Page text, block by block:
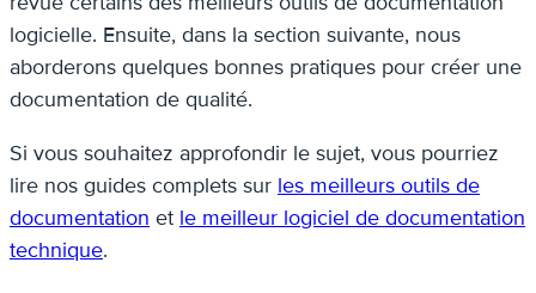
logicielle. Ensuite, dans la section suivante, nous
aborderons quelques bonnes pratiques pour créer une
documentation de qualité.
Si vous souhaitez approfondir le sujet, vous pourriez
lire nos guides complets sur les meilleurs outils de
documentation et le meilleur logiciel de documentation
technique.